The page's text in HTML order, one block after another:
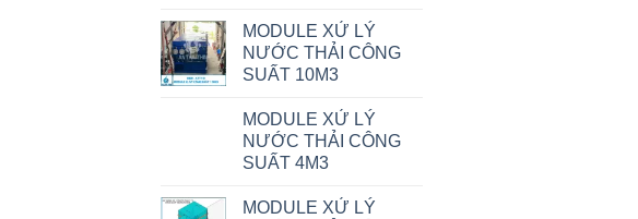
MODULE XỬ LÝ
NƯỚC THẢI CÔNG
SUẤT 10M3
MODULE XỬ LÝ
NƯỚC THẢI CÔNG
SUẤT 4M3
MODULE XỬ LÝ